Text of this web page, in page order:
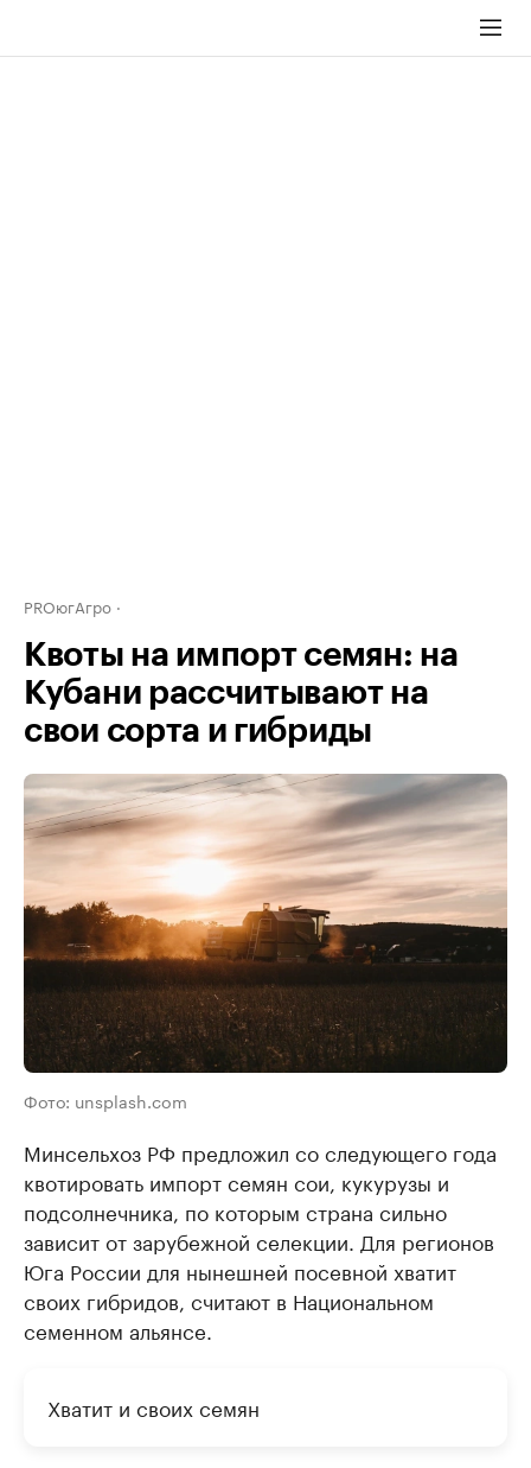
PROюгАгро
Квоты на импорт семян: на
Кубани рассчитывают на
свои сорта и гибриды
Фото: unsplash.com
Минсельхоз РФ предложил со следующего года
квотировать импорт семян сои, кукурузы и
подсолнечника, по которым страна сильно
зависит от зарубежной селекции. Для регионов
Юга России для нынешней посевной хватит
своих гибридов, считают в Национальном
семенном альянсе.
Хватит и своих семян